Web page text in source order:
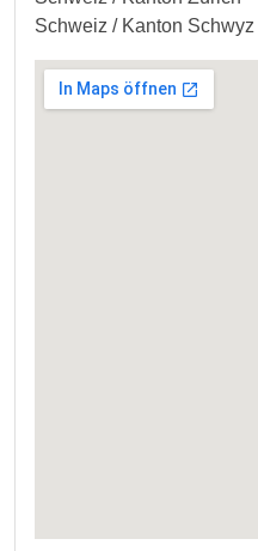
Schweiz / Kanton Schwyz